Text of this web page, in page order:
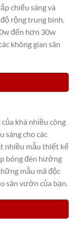
chiếu sáng và
rộng trung bình.
đến hơn 30w
không gian sân
khá nhiều công
sáng cho các
nhiều mẫu thiết kế
bóng đèn hướng
mẫu mã độc
sân vườn của bạn.